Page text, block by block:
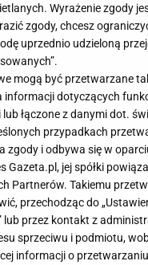
PolskaUnia Boksu).
został piątym
świata w boksie
Tomaszu Adamku,
Głowackim.
Wyrażenie zgody
zgody, chcesz
uprzednio udzieloną
mogą być przetwarzane
informacji dotyczących
łączone z danymi dot.
przypadkach
zgody i odbywa się w
Gazeta.pl, jej spółki
Partnerów. Takiemu
przechodząc do
lub przez kontakt z
sprzeciwu i podmiotu,
informacji o